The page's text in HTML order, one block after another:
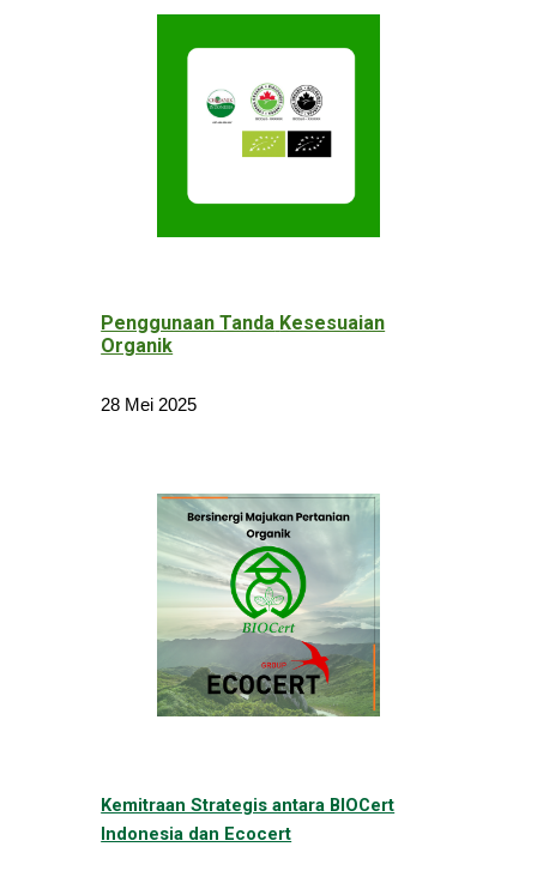
Penggunaan Tanda Kesesuaian
Organik
28 Mei 2025
Kemitraan Strategis antara BIOCert
Indonesia dan Ecocert